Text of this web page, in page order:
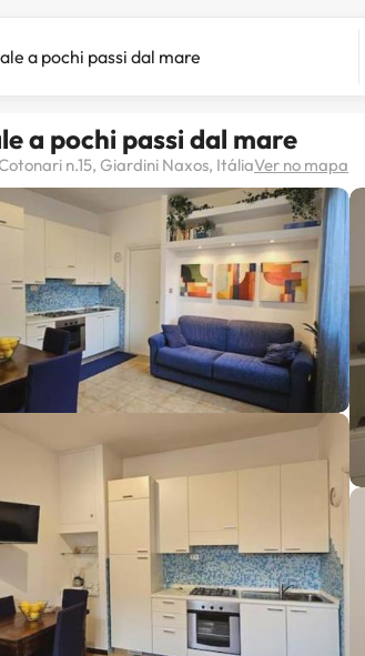
a pochi passi dal mare
n.15, Giardini Naxos, ItáliaVer no mapa